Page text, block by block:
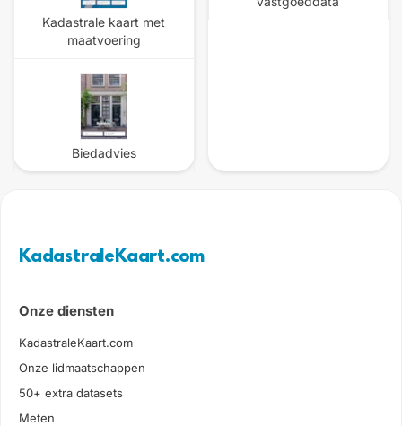
Kadastrale kaart met
maatvoering
Biedadvies
KadastraleKaart.com
Onze diensten
KadastraleKaart.com
Onze lidmaatschappen
50+ extra datasets
Meten